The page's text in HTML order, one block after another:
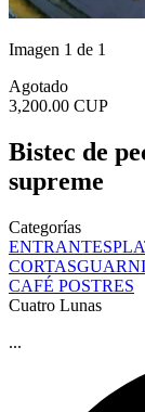
Imagen 1 de 1
Agotado
3,200.00 CUP
Bistec de
supreme
Categorías
ENTRANTES
CORTAS
CAFÉ POSTRES
Cuatro Lunas
...